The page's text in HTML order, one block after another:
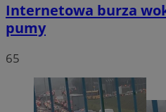
Internetowa burza
pumy
65